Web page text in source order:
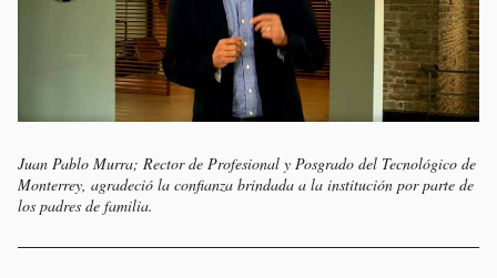
Juan Pablo Murra; Rector de Profesional y Posgrado del Tecnológico de
Monterrey, agradeció la confianza brindada a la institución por parte de
los padres de familia.